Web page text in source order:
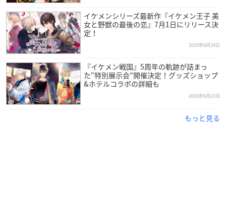
イケメンシリーズ最新作『イケメン王子 美
女と野獣の最後の恋』7月1日にリリース決
定！
2020年6月24日
『イケメン戦国』5周年の軌跡が詰まっ
た“特別展示会”開催決定！グッズショップ
&ホテルコラボの詳細も
2020年6月23日
もっと見る